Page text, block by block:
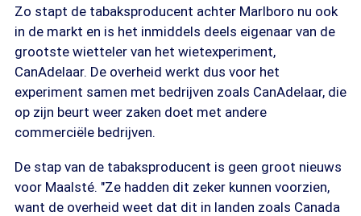
Zo stapt de tabaksproducent achter Marlboro nu ook
in de markt en is het inmiddels deels eigenaar van de
grootste wietteler van het wietexperiment,
CanAdelaar. De overheid werkt dus voor het
experiment samen met bedrijven zoals CanAdelaar, die
op zijn beurt weer zaken doet met andere
commerciële bedrijven.
De stap van de tabaksproducent is geen groot nieuws
voor Maalsté. "Ze hadden dit zeker kunnen voorzien,
want de overheid weet dat dit in landen zoals Canada